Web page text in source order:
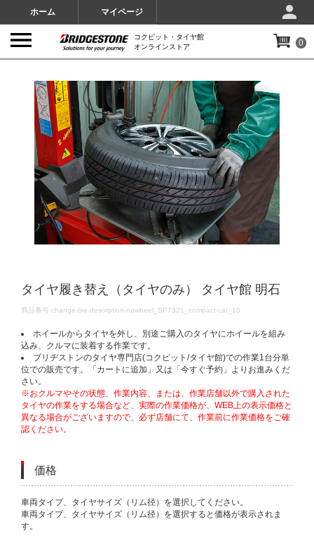
ホーム マイページ
コクピット・タイヤ館
オンラインストア
0
タイヤ履き替え（タイヤのみ） タイヤ館 明石
DETAILS
商品番号 change-tire-desorption-nowheel_SP7321_compact-car_16
ホイールからタイヤを外し、別途ご購入のタイヤにホイールを組み
込み、クルマに装着する作業です。
ブリヂストンのタイヤ専門店(コクピット/タイヤ館)での作業1台分単
位での販売です。「カートに追加」又は「今すぐ予約」よりお進みくだ
さい。
※おクルマやその状態、作業内容、または、作業店舗以外で購入された
タイヤの作業をする場合など、実際の作業価格が、WEB上の表示価格と
異なる場合がございますので、必ず店舗にて、作業前に作業価格をご確
認ください。
価格
VARIATIONS
車両タイプ、タイヤサイズ（リム径）を選択してください。
車両タイプ、タイヤサイズ（リム径）を選択すると価格が表示されま
す。